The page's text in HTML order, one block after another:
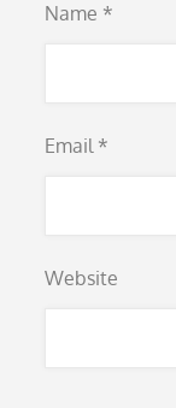
Name *
Email *
Website